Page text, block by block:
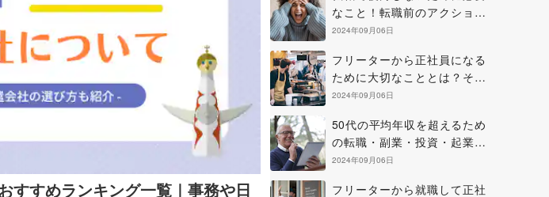
すすめランキング一覧｜事務や日
なこと！転職前のアクション
と正に後悔中の場合の解決策
2024年09月06日
フリーターから正社員になる
ために大切なこととは？その
方法と知っておきたい心構え
2024年09月06日
50代の平均年収を超えるため
の転職・副業・投資・起業の
方法について
2024年09月06日
フリーターから就職して正社